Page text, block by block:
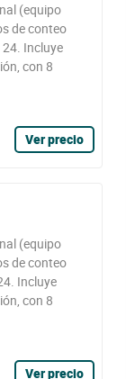
(equipo
de conteo
Incluye
con 8
Ver precio
(equipo
de conteo
Incluye
con 8
Ver precio